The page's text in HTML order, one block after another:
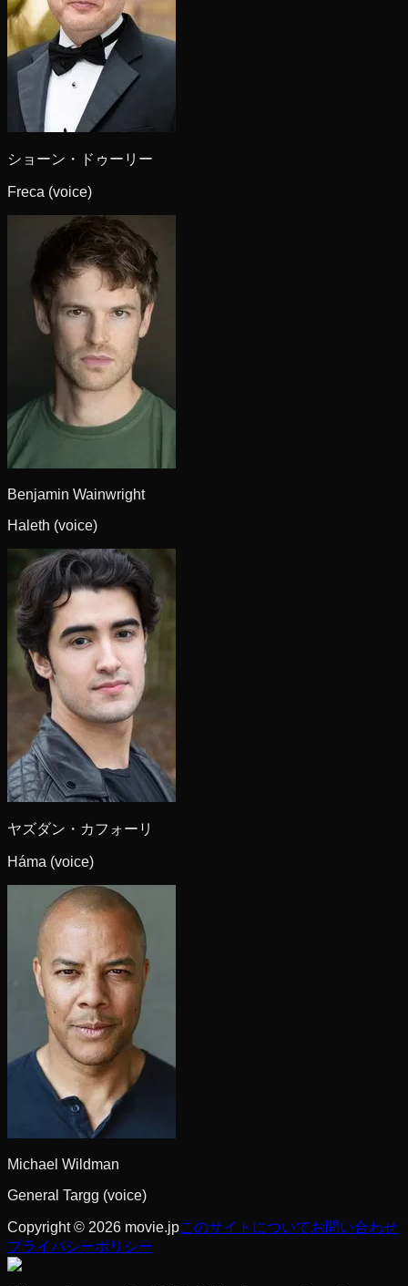
ショーン・ドゥーリー
Freca (voice)
Benjamin Wainwright
Haleth (voice)
ヤズダン・カフォーリ
Háma (voice)
Michael Wildman
General Targg (voice)
Copyright © 2026 movie.jpこのサイトについてお問い合わせ
プライバシーポリシー